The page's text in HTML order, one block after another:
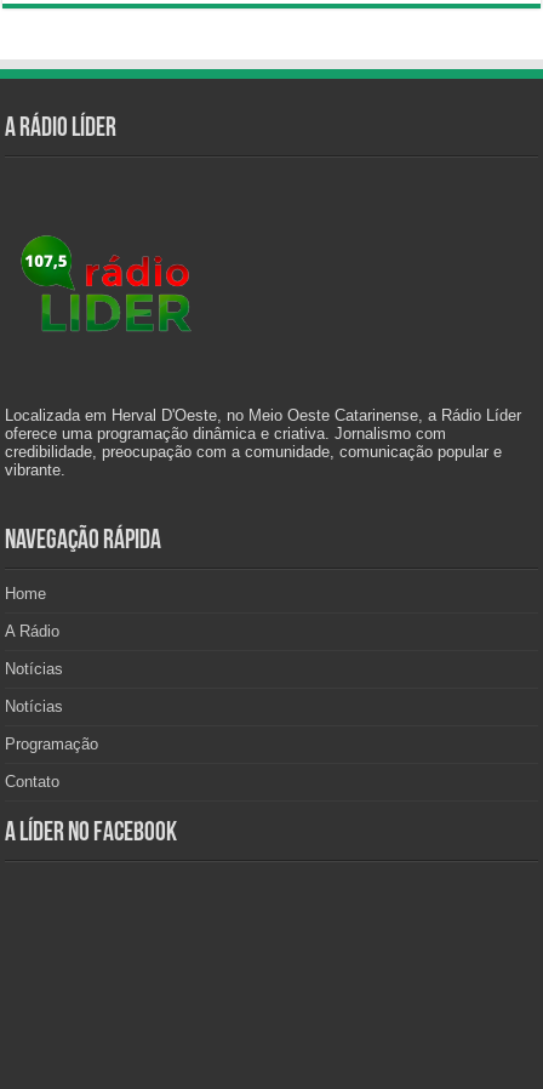
A Rádio Líder
Localizada em Herval D'Oeste, no Meio Oeste Catarinense, a Rádio Líder
oferece uma programação dinâmica e criativa. Jornalismo com
credibilidade, preocupação com a comunidade, comunicação popular e
vibrante.
Navegação Rápida
Home
A Rádio
Notícias
Notícias
Programação
Contato
A Líder no Facebook